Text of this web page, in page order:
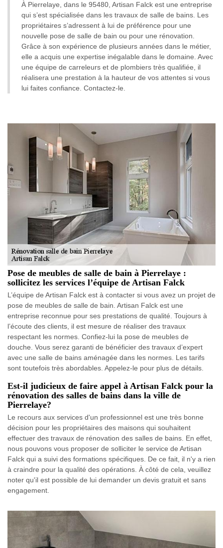
À Pierrelaye, dans le 95480, Artisan Falck est une entreprise
qui s’est spécialisée dans les travaux de salle de bains. Les
propriétaires s’adressent à lui de préférence pour une
nouvelle pose de salle de bain ou pour une rénovation.
Grâce à son expérience de plusieurs années dans le métier,
elle a acquis une expertise inégalable dans le domaine. Avec
une équipe de carreleurs et de plombiers très qualifiée, il
réalisera une prestation à la hauteur de vos attentes si vous
lui faites confiance. Contactez-le.
Pose de meubles de salle de bain à Pierrelaye :
sollicitez les services l’équipe de Artisan Falck
L’équipe de Artisan Falck est à contacter si vous avez un projet de
pose de meubles de salle de bain. Artisan Falck est une
entreprise reconnue pour ses prestations de qualité. Toujours à
l’écoute des clients, il est mesure de réaliser des travaux
respectant les normes. Confiez-lui la pose de meubles de
douche. Vous serez garanti de bénéficier des travaux d’expert
avec une salle de bains aménagée dans les normes. Les tarifs
sont toutefois très abordables. Appelez-le pour plus de détails.
Est-il judicieux de faire appel à Artisan Falck pour la
rénovation des salles de bains dans la ville de
Pierrelaye?
Le recours aux services d'un professionnel est une très bonne
décision pour les propriétaires des maisons qui souhaitent
effectuer des travaux de rénovation des salles de bains. En effet,
nous pouvons vous proposer de solliciter le service de Artisan
Falck qui a suivi des formations spécifiques. De ce fait, il n'y a rien
à craindre pour la qualité des opérations. À côté de cela, veuillez
noter qu'il est possible de lui demander un devis gratuit et sans
engagement.